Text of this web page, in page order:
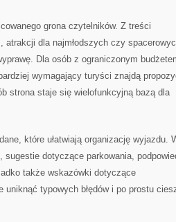
grona czytelników. Z treści
dla najmłodszych czy
Dla osób z ograniczonym
wymagający turyści znajdą
strona staje się wielofunkcyjną bazą dla
które ułatwiają organizację wyjazdu.
dotyczące parkowania,
także wskazówki dotyczące
typowych błędów i po prostu